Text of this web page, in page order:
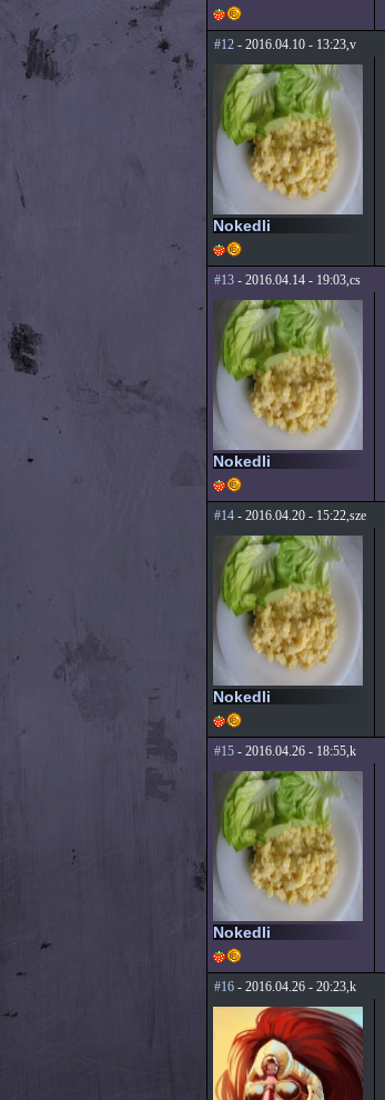
#12- 2016.04.10 - 13:23,v
Nokedli
#13- 2016.04.14 - 19:03,cs
Nokedli
#14- 2016.04.20 - 15:22,sze
Nokedli
#15- 2016.04.26 - 18:55,k
Nokedli
#16- 2016.04.26 - 20:23,k